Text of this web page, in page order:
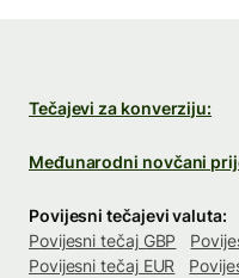
Tečajevi za konverziju:
Međunarodni novčani
Povijesni tečajevi valuta:
Povijesni tečaj GBP
Povijesni tečaj EUR